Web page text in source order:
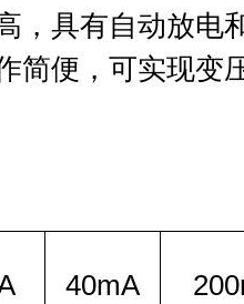
，具有自动放电
简便，可实现变
40mA